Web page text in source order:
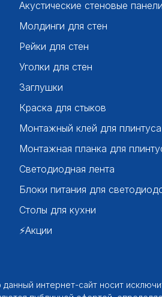
Акустические стеновые панели
Молдинги для стен
Рейки для стен
Уголки для стен
Заглушки
Краска для стыков
Монтажный клей для плинтуса
Монтажная планка для
Светодиодная лента
Блоки питания для
Столы для кухни
⚡Акции
интернет-сайт носит